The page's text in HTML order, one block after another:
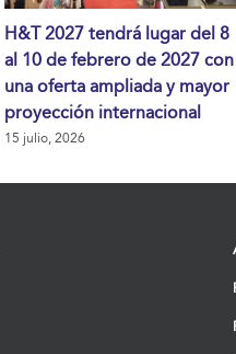
H&T 2027 tendrá lugar del 8
al 10 de febrero de 2027 con
una oferta ampliada y mayor
proyección internacional
15 julio, 2026